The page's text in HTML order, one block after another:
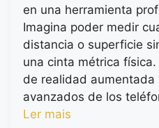
en una herramienta
Imagina poder medir
distancia o superficie
una cinta métrica
de realidad aumentada
avanzados de los
Ler mais